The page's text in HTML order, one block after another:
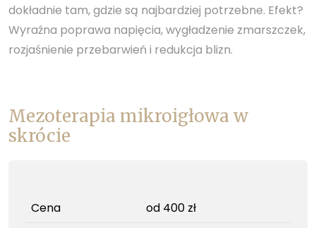
dokładnie tam, gdzie są najbardziej potrzebne. Efekt?
Wyraźna poprawa napięcia, wygładzenie zmarszczek,
rozjaśnienie przebarwień i redukcja blizn.
Mezoterapia mikroigłowa w
skrócie
Cena
od 400 zł